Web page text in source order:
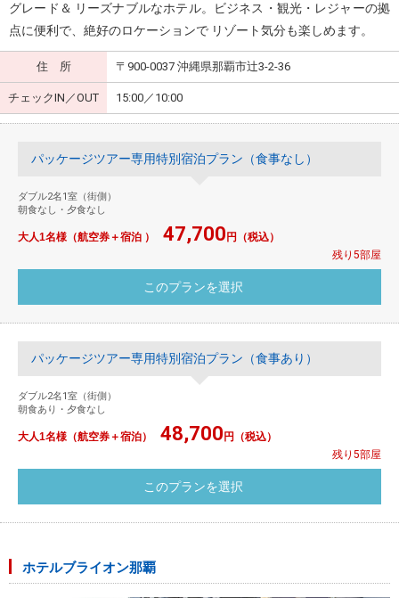
グレード＆ リーズナブルなホテル。ビジネス・観光・レジャーの拠
点に便利で、絶好のロケーションで リゾート気分も楽しめます。
住 所 〒900-0037 沖縄県那覇市辻3-2-36
チェックIN／OUT 15:00／10:00
パッケージツアー専用特別宿泊プラン（食事なし）
ダブル2名1室（街側）
朝食なし・夕食なし
大人1名様（航空券＋宿泊 ） 47,700 円（税込）
残り5部屋
パッケージツアー専用特別宿泊プラン（食事あり）
ダブル2名1室（街側）
朝食あり・夕食なし
大人1名様（航空券＋宿泊） 48,700 円（税込）
残り5部屋
ホテルブライオン那覇